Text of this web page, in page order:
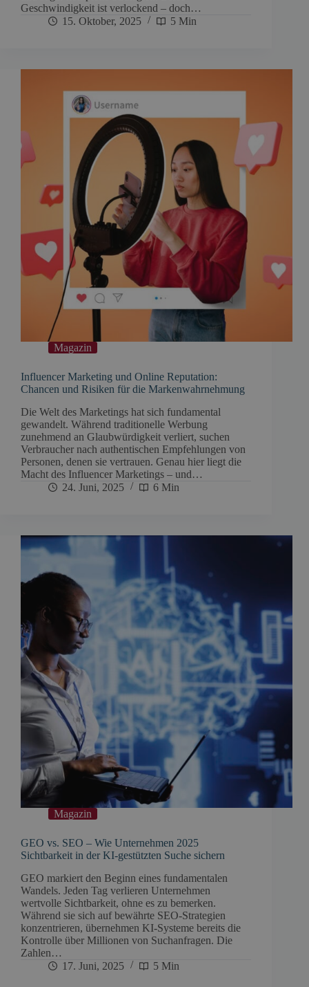
Geschwindigkeit ist verlockend – doch…
15. Oktober, 2025
5 Min
Magazin
Influencer Marketing und Online Reputation:
Chancen und Risiken für die Markenwahrnehmung
Die Welt des Marketings hat sich fundamental
gewandelt. Während traditionelle Werbung
zunehmend an Glaubwürdigkeit verliert, suchen
Verbraucher nach authentischen Empfehlungen von
Personen, denen sie vertrauen. Genau hier liegt die
Macht des Influencer Marketings – und…
24. Juni, 2025
6 Min
Magazin
GEO vs. SEO – Wie Unternehmen 2025
Sichtbarkeit in der KI-gestützten Suche sichern
GEO markiert den Beginn eines fundamentalen
Wandels. Jeden Tag verlieren Unternehmen
wertvolle Sichtbarkeit, ohne es zu bemerken.
Während sie sich auf bewährte SEO-Strategien
konzentrieren, übernehmen KI-Systeme bereits die
Kontrolle über Millionen von Suchanfragen. Die
Zahlen…
17. Juni, 2025
5 Min